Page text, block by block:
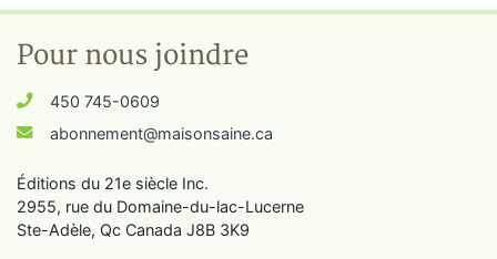
Pour nous joindre
450 745-0609
abonnement@maisonsaine.ca
Éditions du 21e siècle Inc.
2955, rue du Domaine-du-lac-Lucerne
Ste-Adèle, Qc Canada J8B 3K9